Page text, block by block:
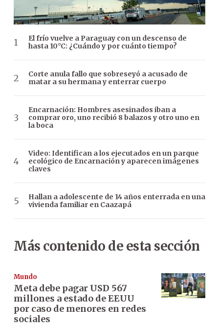
El frío vuelve a Paraguay con un descenso de
hasta 10°C: ¿Cuándo y por cuánto tiempo?
Corte anula fallo que sobreseyó a acusado de
matar a su hermana y enterrar cuerpo
Encarnación: Hombres asesinados iban a
comprar oro, uno recibió 8 balazos y otro uno en
la boca
Video: Identifican a los ejecutados en un parque
ecológico de Encarnación y aparecen imágenes
claves
Hallan a adolescente de 14 años enterrada en una
vivienda familiar en Caazapá
Más contenido de esta sección
Mundo
Meta debe pagar USD 567
millones a estado de EEUU
por caso de menores en redes
sociales